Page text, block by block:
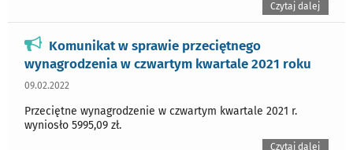
Czytaj dalej
Komunikat w sprawie przeciętnego
wynagrodzenia w czwartym kwartale 2021 roku
09.02.2022
Przeciętne wynagrodzenie w czwartym kwartale 2021 r.
wyniosło 5995,09 zł.
Czytaj dalej